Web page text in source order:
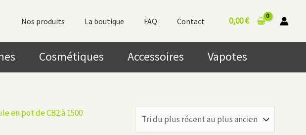
Nos produits La boutique FAQ Contact 0,00€
Cosmétiques Accessoires Vapotes